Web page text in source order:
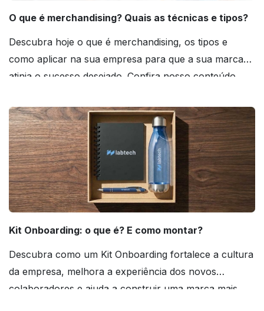
O que é merchandising? Quais as técnicas e tipos?
Descubra hoje o que é merchandising, os tipos e
como aplicar na sua empresa para que a sua marca
atinja o sucesso desejado. Confira nosso conteúdo
Kit Onboarding: o que é? E como montar?
Descubra como um Kit Onboarding fortalece a cultura
da empresa, melhora a experiência dos novos
colaboradores e ajuda a construir uma marca mais